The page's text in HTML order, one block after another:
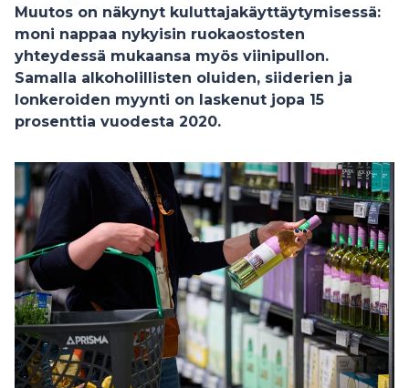
Muutos on näkynyt kuluttajakäyttäytymisessä:
moni nappaa nykyisin ruokaostosten
yhteydessä mukaansa myös viinipullon.
Samalla alkoholillisten oluiden, siiderien ja
lonkeroiden myynti on laskenut jopa 15
prosenttia vuodesta 2020.